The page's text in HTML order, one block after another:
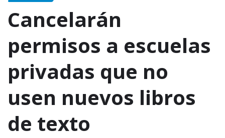
Cancelarán
permisos a escuelas
privadas que no
usen nuevos libros
de texto